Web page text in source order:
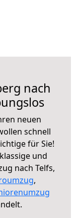
nach
neuen
schnell
für Sie!
und
nach Telfs,
,